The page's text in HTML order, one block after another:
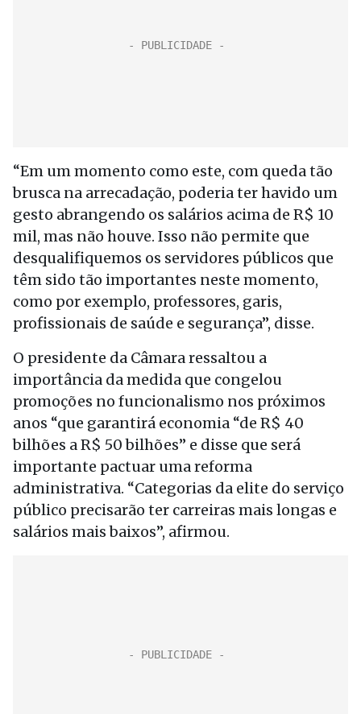
“Em um momento como este, com queda tão
brusca na arrecadação, poderia ter havido um
gesto abrangendo os salários acima de R$ 10
mil, mas não houve. Isso não permite que
desqualifiquemos os servidores públicos que
têm sido tão importantes neste momento,
como por exemplo, professores, garis,
profissionais de saúde e segurança”, disse.
O presidente da Câmara ressaltou a
importância da medida que congelou
promoções no funcionalismo nos próximos
anos “que garantirá economia “de R$ 40
bilhões a R$ 50 bilhões” e disse que será
importante pactuar uma reforma
administrativa. “Categorias da elite do serviço
público precisarão ter carreiras mais longas e
salários mais baixos”, afirmou.